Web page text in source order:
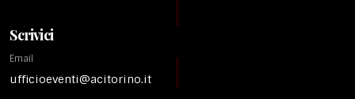
Scrivici
Email
ufficioeventi@acitorino.it